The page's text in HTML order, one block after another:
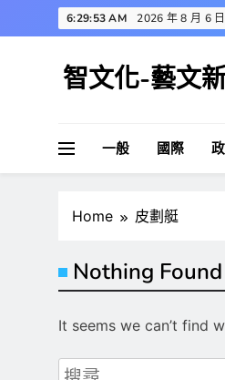
to
6:29:53 AM 2026 年 8 月 6 日
智文化-藝文
一般 國際
Home 皮劃艇
Nothing Found
It seems we can’t find
搜